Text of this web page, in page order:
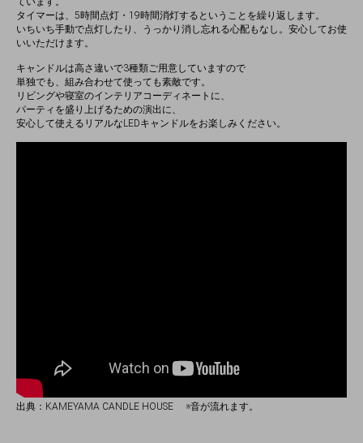
タイマーは、5時間点灯・19時間消灯するということを繰り返します。
いちいち手動で点灯したり、うっかり消し忘れる心配もなし。安心してお使
いいただけます。
キャンドルは高さ違いで3種類ご用意していますので
単独でも、組み合わせて使っても素敵です。
リビングや寝室のインテリアコーディネートに、
パーティを盛り上げるための演出に、
安心して使えるリアルなLEDキャンドルをお楽しみください。
出典：KAMEYAMA CANDLE HOUSE ※音が流れます。